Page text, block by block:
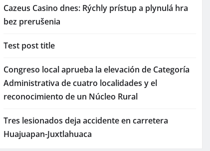
Cazeus Casino dnes: Rýchly prístup a plynulá hra
bez prerušenia
Test post title
Congreso local aprueba la elevación de Categoría
Administrativa de cuatro localidades y el
reconocimiento de un Núcleo Rural
Tres lesionados deja accidente en carretera
Huajuapan-Juxtlahuaca